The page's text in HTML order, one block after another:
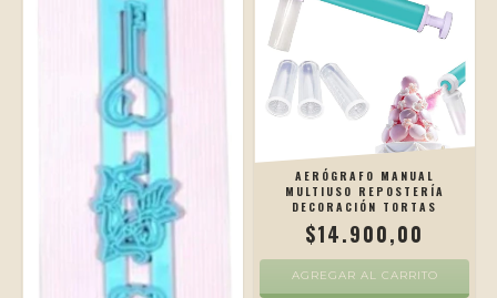
AERÓGRAFO MANUAL
MULTIUSO REPOSTERÍA
DECORACIÓN TORTAS
$14.900,00